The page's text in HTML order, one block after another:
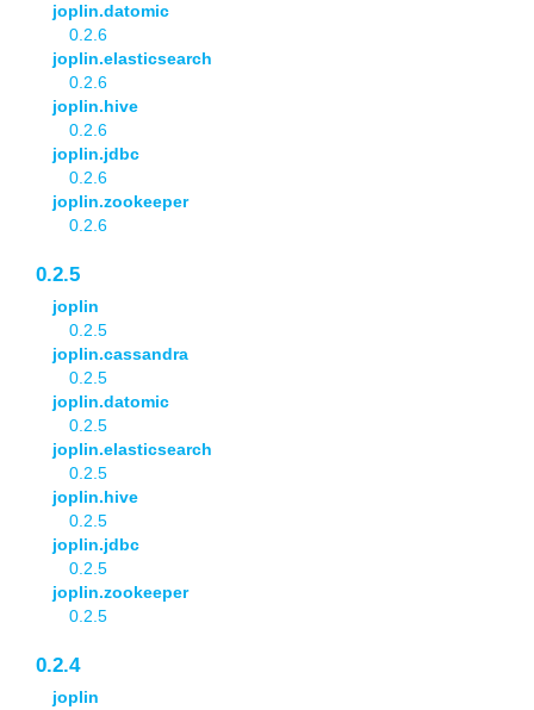
joplin.datomic
0.2.6
joplin.elasticsearch
0.2.6
joplin.hive
0.2.6
joplin.jdbc
0.2.6
joplin.zookeeper
0.2.6
0.2.5
joplin
0.2.5
joplin.cassandra
0.2.5
joplin.datomic
0.2.5
joplin.elasticsearch
0.2.5
joplin.hive
0.2.5
joplin.jdbc
0.2.5
joplin.zookeeper
0.2.5
0.2.4
joplin